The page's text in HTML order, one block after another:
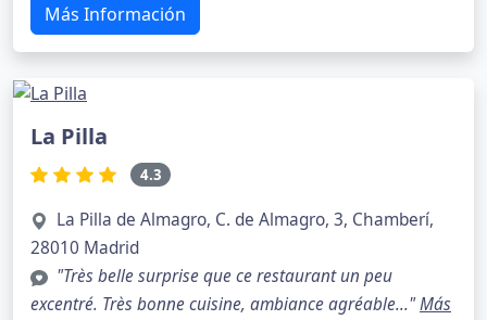
Más Información
La Pilla
4.3
La Pilla de Almagro, C. de Almagro, 3, Chamberí,
28010 Madrid
"Très belle surprise que ce restaurant un peu
excentré. Très bonne cuisine, ambiance agréable..."Más